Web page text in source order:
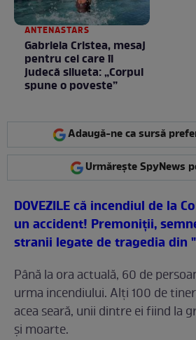
ANTENASTARS
Gabriela Cristea, mesaj
pentru cei care îi
judecă silueta: „Corpul
spune o poveste”
Adaugă-ne ca sursă
Urmărește SpyNews
DOVEZILE că incendiul de la
un accident! Premoniţii,
stranii legate de tragedia din
Până la ora actuală, 60 de
urma incendiului. Alţi 100 de
acea seară, unii dintre ei fiind la
şi moarte.